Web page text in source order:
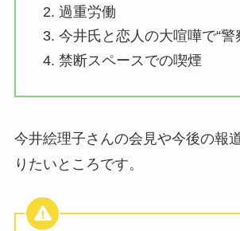
過重労働
今井氏と恋人の大喧嘩で“警
禁断スペースでの喫煙
今井絵理子さんの会見や今後の報
りたいところです。